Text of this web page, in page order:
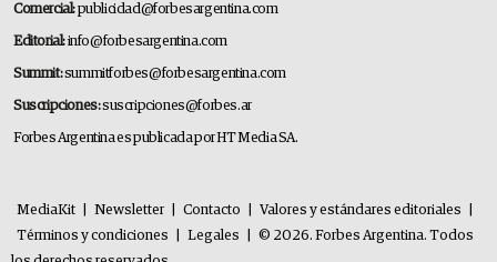
Comercial:publicidad@forbesargentina.com
Editorial:info@forbesargentina.com
Summit:summitforbes@forbesargentina.com
Suscripciones:suscripciones@forbes.ar
Forbes Argentina es publicada por HT Media SA.
MediaKit Newsletter Contacto Valores y estándares editoriales
Términos y condiciones
Legales
© 2026. Forbes Argentina. Todos